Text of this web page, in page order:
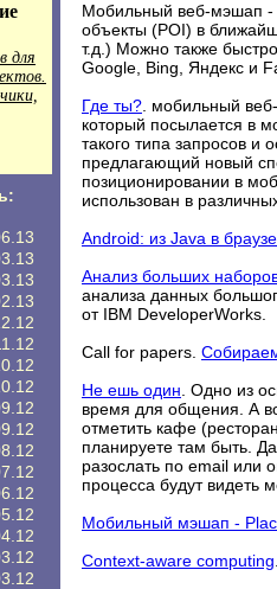
для
Мобильный веб-мэшап -
объекты (POI) в
т.д.) Можно также
Google, Bing, Яндекс и
Где ты? . мобильный
который посылается в
такого типа запросов и
предлагающий новый
позиционировании в
использован в
Android: из Java в
Анализ больших
анализа данных
от IBM DeveloperWorks.
Call for papers.
Не ешь один . Одно из
время для общения. А
отметить кафе
планируете там быть.
разослать по email или
процесса будут видеть
Мобильный мэшап -
Context-aware computing